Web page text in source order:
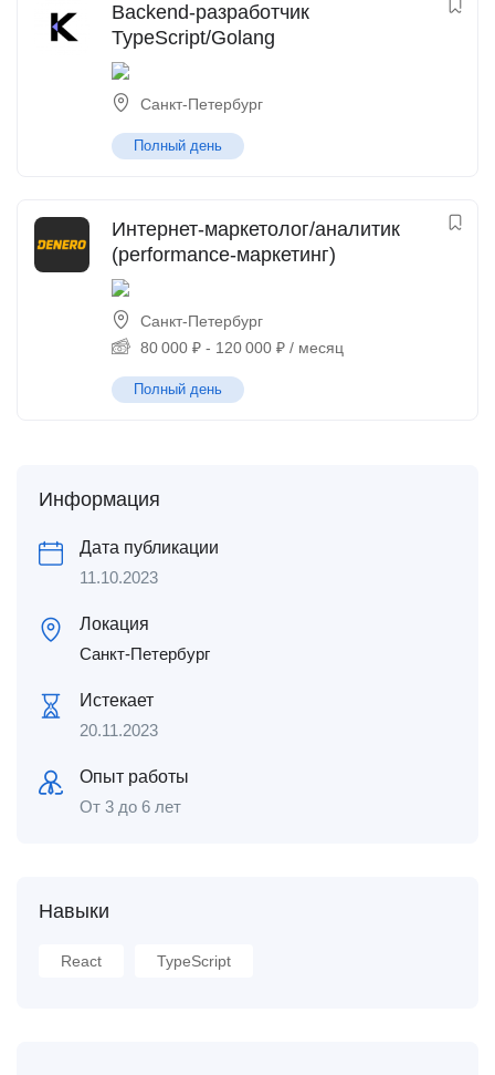
Backend-разработчик
TypeScript/Golang
Санкт-Петербург
Полный день
Интернет-маркетолог/аналитик
(performance-маркетинг)
Санкт-Петербург
80 000 ₽ - 120 000 ₽ / месяц
Полный день
Информация
Дата публикации
11.10.2023
Локация
Санкт-Петербург
Истекает
20.11.2023
Опыт работы
От 3 до 6 лет
Навыки
React TypeScript